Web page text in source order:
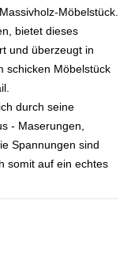
Möbelstück.
bietet dieses
und überzeugt in
schicken Möbelstück
durch seine
- Maserungen,
Spannungen sind
somit auf ein echtes